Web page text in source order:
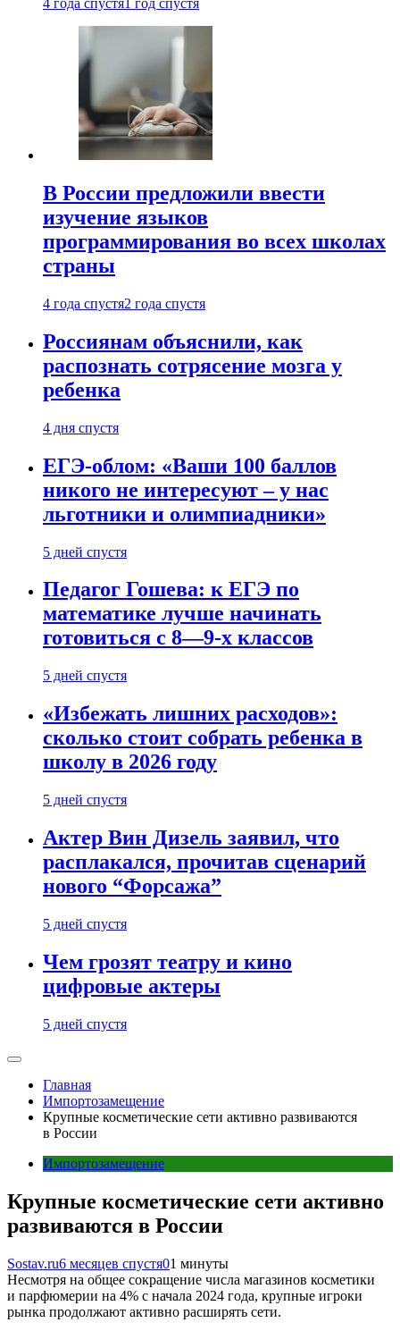
4 года спустя 1 год спустя
В России предложили ввести
изучение языков
программирования во всех школах
страны
4 года спустя2 года спустя
Россиянам объяснили, как
распознать сотрясение мозга у
ребенка
4 дня спустя
ЕГЭ-облом: «Ваши 100 баллов
никого не интересуют – у нас
льготники и олимпиадники»
5 дней спустя
Педагог Гошева: к ЕГЭ по
математике лучше начинать
готовиться с 8—9-х классов
5 дней спустя
«Избежать лишних расходов»:
сколько стоит собрать ребенка в
школу в 2026 году
5 дней спустя
Актер Вин Дизель заявил, что
расплакался, прочитав сценарий
нового “Форсажа”
5 дней спустя
Чем грозят театру и кино
цифровые актеры
5 дней спустя
Главная
Импортозамещение
Крупные косметические сети активно развиваются
в России
Импортозамещение
Крупные косметические сети активно
развиваются в России
Sostav.ru6 месяцев спустя01 минуты
Несмотря на общее сокращение числа магазинов косметики
и парфюмерии на 4% с начала 2024 года, крупные игроки
рынка продолжают активно расширять сети.